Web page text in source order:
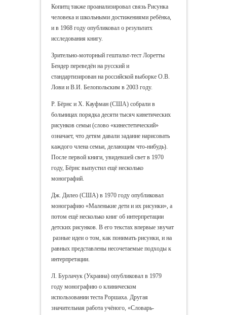
Копитц также проанализировал связь Рисунка
человека и школьными достижениями ребёнка,
и в 1968 году опубликовал о результатх
исследования книгу.
Зрительно-моторный гештальт-тест Лоретты
Бендер переведён на русский и
стандартизирован на российской выборке О.В.
Лови и В.И. Белопольским в 2003 году.
Р. Бёрнс и Х. Кауфман (США) собрали в
больницах порядка десяти тысяч кинетических
рисунков семьи (слово «кинестетический»
означает, что детям давали задание нарисовать
каждого члена семьи, делающим что-нибудь).
После первой книги, увидевшей свет в 1970
году, Бёрнс выпустил ещё несколько
монографий.
Дж. Дилео (США) в 1970 году опубликовал
монографию «Маленькие дети и их рисунки», а
потом ещё несколько книг об интерпретации
детских рисунков. В его текстах впервые звучат
разные идеи о том, как понимать рисунки, и на
равных представлены несочетаемые подходы к
интерпретации.
Л. Бурлачук (Украина) опубликовал в 1979
году монографию о клиническом
использовании теста Роршаха. Другая
значительная работа учёного, «Словарь-